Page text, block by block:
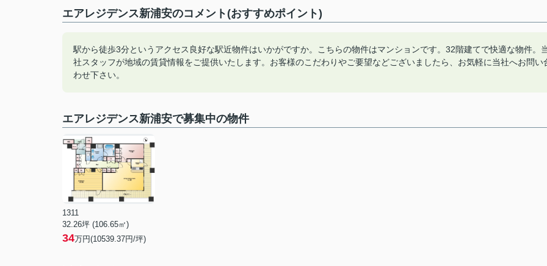
エアレジデンス新浦安のコメント(おすすめポイント)
駅から徒歩3分というアクセス良好な駅近物件はいかがですか。こちらの物件はマンションです。32階建てで快適な物件。
社スタッフが地域の賃貸情報をご提供いたします。お客様のこだわりやご要望などございましたら、お気軽に当社へお問い
わせ下さい。
エアレジデンス新浦安で募集中の物件
1311
32.26坪 (106.65㎡)
34万円(10539.37円/坪)